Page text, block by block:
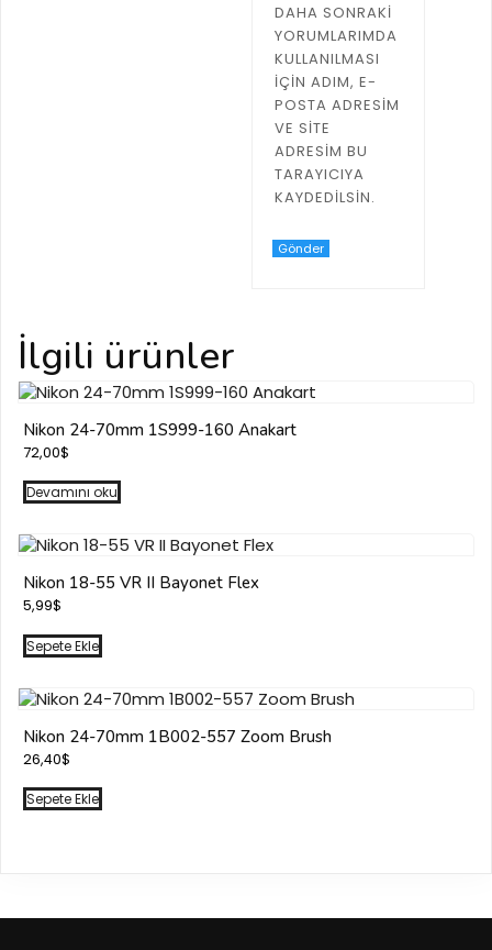
DAHA SONRAKI
YORUMLARIMDA
KULLANILMASI
IÇIN ADIM, E-
POSTA ADRESIM
VE SITE
ADRESIM BU
TARAYICIYA
KAYDEDILSIN.
İlgili ürünler
Nikon 24-70mm 1S999-160 Anakart
72,00$
Devamını oku
Nikon 18-55 VR II Bayonet Flex
5,99$
Sepete Ekle
Nikon 24-70mm 1B002-557 Zoom Brush
26,40$
Sepete Ekle